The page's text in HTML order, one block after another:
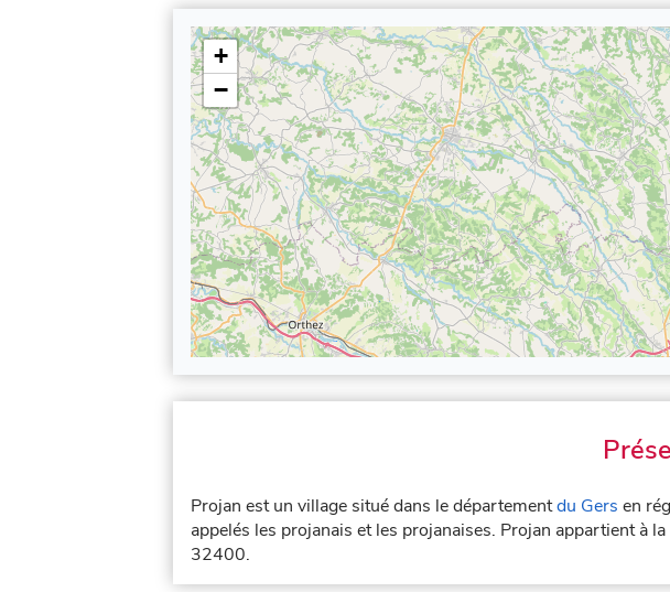
+
−
Projan est un village situé dans le départementdu Gers en
appelés les projanais et les projanaises. Projan appartient à la
32400.